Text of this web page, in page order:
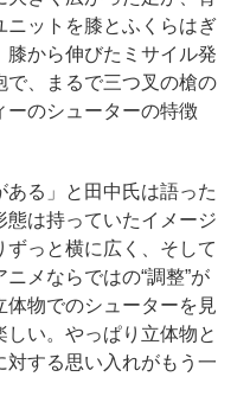
ニットを膝とふくらはぎ
膝から伸びたミサイル発
で、まるで三つ叉の槍の
ーのシューターの特徴
る」と田中氏は語った
態は持っていたイメージ
っと横に広く、そして
メならではの“調整”が
体物でのシューターを見
い。やっぱり立体物と
対する思い入れがもう一